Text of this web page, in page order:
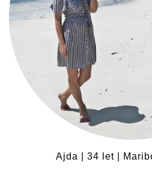
Ajda | 34 let |